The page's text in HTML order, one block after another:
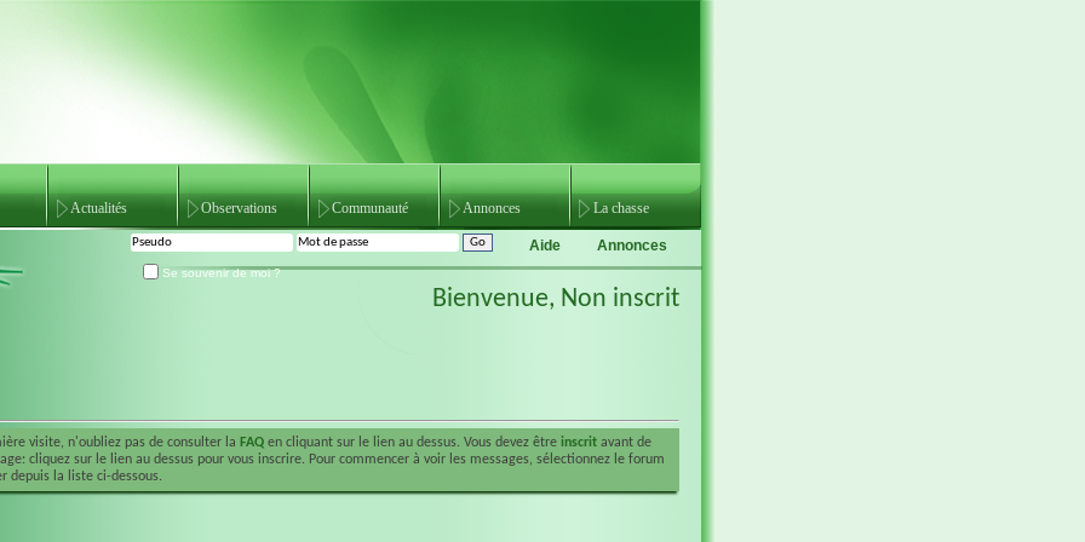
Actualités Observations Communauté Annonces La chasse
Annonces
Aide
Se souvenir de moi ?
Bienvenue, Non inscrit
visite, n'oubliez pas de consulter la FAQ en cliquant sur le lien au dessus. Vous devez être inscrit avant de
cliquez sur le lien au dessus pour vous inscrire. Pour commencer à voir les messages, sélectionnez le forum
depuis la liste ci-dessous.